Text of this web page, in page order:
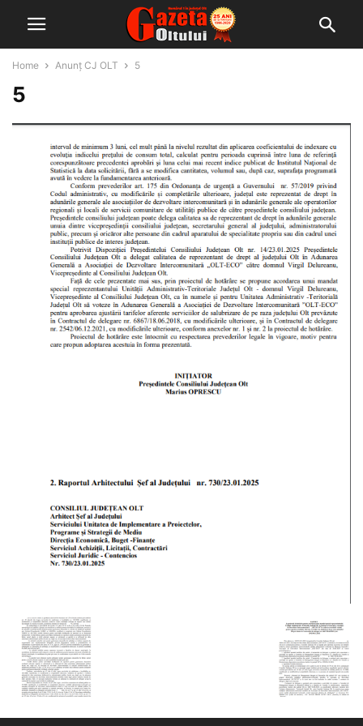
Home Anunț CJ OLT 5
5